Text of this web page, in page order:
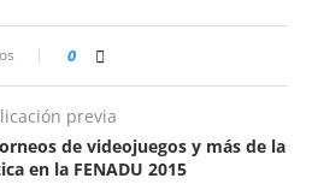
0
previa
de videojuegos y más de la
en la FENADU 2015